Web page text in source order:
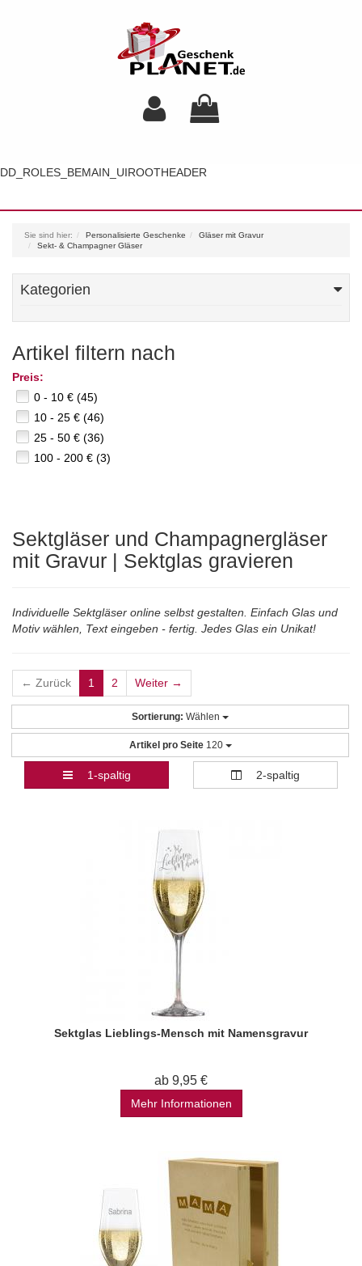
DD_ROLES_BEMAIN_UIROOTHEADER
Sie sind hier: Personalisierte Geschenke
Gläser mit Gravur
Sekt- & Champagner Gläser
Kategorien
Artikel filtern nach
Preis:
0 - 10 € (45)
10 - 25 € (46)
25 - 50 € (36)
100 - 200 € (3)
Sektgläser und Champagnergläser
mit Gravur | Sektglas gravieren
Individuelle Sektgläser online selbst gestalten. Einfach Glas und
Motiv wählen, Text eingeben - fertig. Jedes Glas ein Unikat!
← Zurück 1 2 Weiter →
Sortierung: Wählen
Artikel pro Seite 120
1-spaltig 2-spaltig
Sektglas Lieblings-Mensch mit Namensgravur
ab 9,95 €
Mehr Informationen